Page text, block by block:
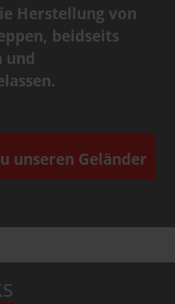
Herstellung von
beidseits
und
unseren Geländer